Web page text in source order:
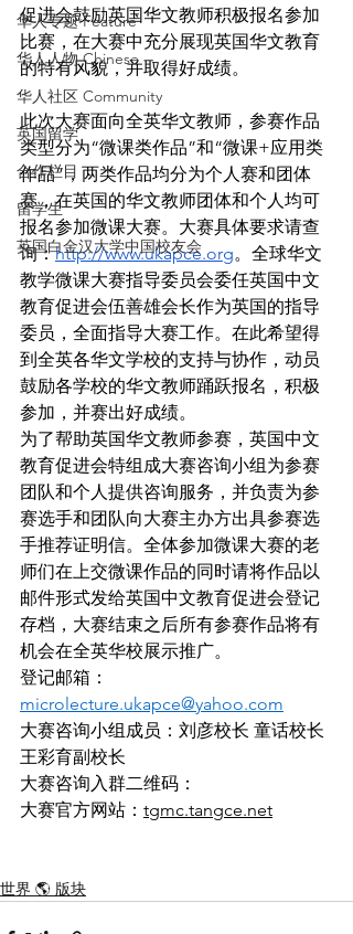
华人专题 Feature
华人人物 Chinese
华人社区 Community
英国留学
合作栏目
留学生
英国白金汉大学中国校友会
促进会鼓励英国华文教师积极报名参加
比赛，在大赛中充分展现英国华文教育
的特有风貌，并取得好成绩。
此次大赛面向全英华文教师，参赛作品
类型分为“微课类作品”和“微课+应用类
作品”，两类作品均分为个人赛和团体
赛，在英国的华文教师团体和个人均可
报名参加微课大赛。大赛具体要求请查
询：http://www.ukapce.org。全球华文
教学微课大赛指导委员会委任英国中文
教育促进会伍善雄会长作为英国的指导
委员，全面指导大赛工作。在此希望得
到全英各华文学校的支持与协作，动员
鼓励各学校的华文教师踊跃报名，积极
参加，并赛出好成绩。
为了帮助英国华文教师参赛，英国中文
教育促进会特组成大赛咨询小组为参赛
团队和个人提供咨询服务，并负责为参
赛选手和团队向大赛主办方出具参赛选
手推荐证明信。全体参加微课大赛的老
师们在上交微课作品的同时请将作品以
邮件形式发给英国中文教育促进会登记
存档，大赛结束之后所有参赛作品将有
机会在全英华校展示推广。
登记邮箱：
microlecture.ukapce@yahoo.com
大赛咨询小组成员：刘彦校长 童话校长
王彩育副校长
大赛咨询入群二维码：
大赛官方网站： tgmc.tangce.net
世界 🌎 版块